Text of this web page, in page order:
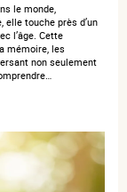
le monde,
elle touche près d’un
l’âge. Cette
mémoire, les
non seulement